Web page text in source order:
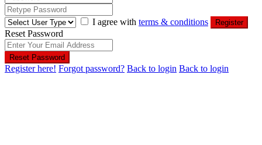
I agree with terms & conditions Register
Reset Password
Reset Password
Register here! Forgot password? Back to login Back to login